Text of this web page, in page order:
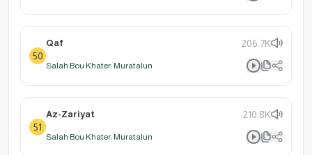
50
Qaf 206.7K
Salah Bou Khater: Muratalun
51
Az-Zariyat 210.8K
Salah Bou Khater: Muratalun